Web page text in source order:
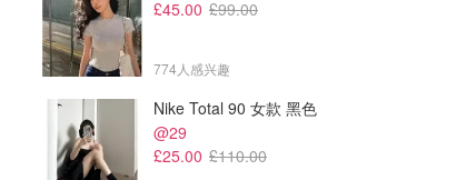
£45.00 £99.00
774人感兴趣
Nike Total 90 女款 黑色
@29
£25.00 £110.00